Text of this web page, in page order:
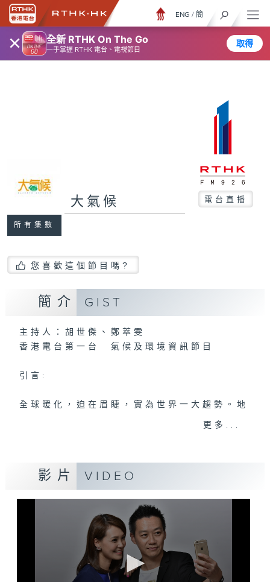
× 全新 RTHK On The Go
一手掌握 RTHK 電台、電視節目
取得
ENG / 簡
所有集數
大氣候 電台直播
您喜歡這個節目嗎?
簡介 GIST
主持人：胡世傑、鄭萃雯
香港電台第一台 氣候及環境資訊節目
引言:
全球暖化，迫在眉睫，實為世界一大趨勢。地
球村出現這大氣候，香港人應如何面對，又能
們的下一代盡一點力。
更多...
影片 VIDEO